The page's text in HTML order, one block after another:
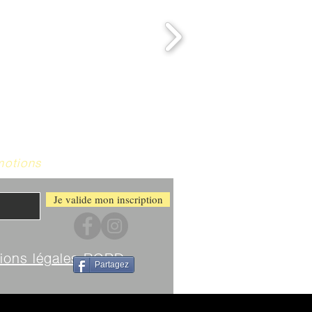
Je valide mon inscription
légales RGPD
Partagez